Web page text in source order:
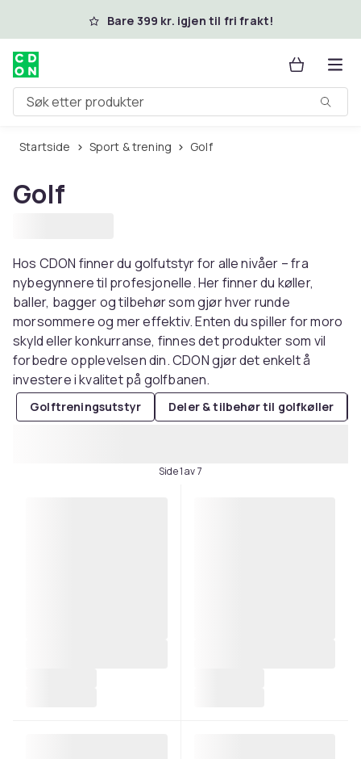
Hopp til hovedinnholdBare 399 kr. igjen til fri frakt!
Søk etter produkter
Startside Sport & trening Golf
Golf
Hos CDON finner du golfutstyr for alle nivåer – fra
nybegynnere til profesjonelle. Her finner du køller,
baller, bagger og tilbehør som gjør hver runde
morsommere og mer effektiv. Enten du spiller for moro
skyld eller konkurranse, finnes det produkter som vil
forbedre opplevelsen din. CDON gjør det enkelt å
investere i kvalitet på golfbanen.
Golftreningsutstyr Deler & tilbehør til golfkøller
Side 1 av 7